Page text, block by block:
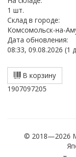
1 шт.
Cклад в городе:
Комсомольск-на-
Дата обновления:
08:33, 09.08.2026 (1
В корзину
1907097205
© 2018—2026